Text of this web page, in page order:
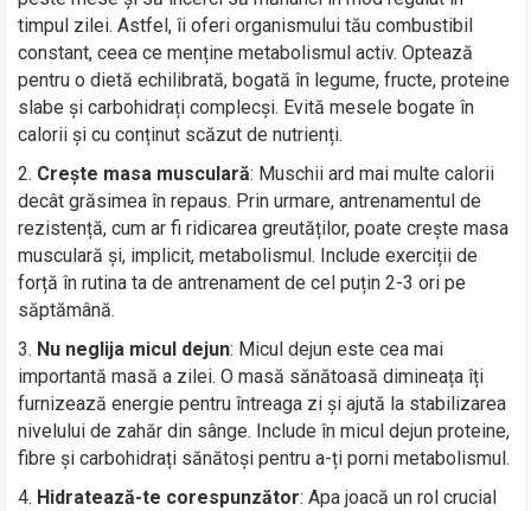
timpul zilei. Astfel, îi oferi organismului tău combustibil
constant, ceea ce menține metabolismul activ. Optează
pentru o dietă echilibrată, bogată în legume, fructe, proteine
slabe și carbohidrați complecși. Evită mesele bogate în
calorii și cu conținut scăzut de nutrienți.
Crește masa musculară: Muschii ard mai multe calorii
decât grăsimea în repaus. Prin urmare, antrenamentul de
rezistență, cum ar fi ridicarea greutăților, poate crește masa
musculară și, implicit, metabolismul. Include exerciții de
forță în rutina ta de antrenament de cel puțin 2-3 ori pe
săptămână.
Nu neglija micul dejun: Micul dejun este cea mai
importantă masă a zilei. O masă sănătoasă dimineața îți
furnizează energie pentru întreaga zi și ajută la stabilizarea
nivelului de zahăr din sânge. Include în micul dejun proteine,
fibre și carbohidrați sănătoși pentru a-ți porni metabolismul.
Hidratează-te corespunzător: Apa joacă un rol crucial